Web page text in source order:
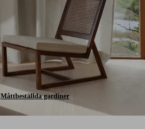
Måttbeställda gardiner